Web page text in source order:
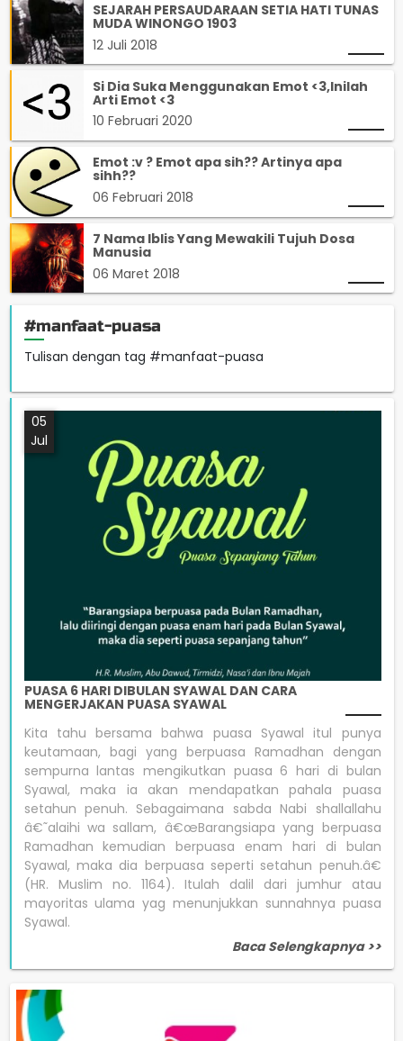
SEJARAH PERSAUDARAAN SETIA HATI TUNAS
MUDA WINONGO 1903
12 Juli 2018
Si Dia Suka Menggunakan Emot <3,Inilah
Arti Emot <3
10 Februari 2020
Emot :v ? Emot apa sih?? Artinya apa
sihh??
06 Februari 2018
7 Nama Iblis Yang Mewakili Tujuh Dosa
Manusia
06 Maret 2018
#manfaat-puasa
Tulisan dengan tag #manfaat-puasa
05
Jul
PUASA 6 HARI DIBULAN SYAWAL DAN CARA
MENGERJAKAN PUASA SYAWAL
Kita tahu bersama bahwa puasa Syawal itul punya
keutamaan, bagi yang berpuasa Ramadhan dengan
sempurna lantas mengikutkan puasa 6 hari di bulan
Syawal, maka ia akan mendapatkan pahala puasa
setahun penuh. Sebagaimana sabda Nabi shallallahu
â€˜alaihi wa sallam, â€œBarangsiapa yang berpuasa
Ramadhan kemudian berpuasa enam hari di bulan
Syawal, maka dia berpuasa seperti setahun penuh.â€
(HR. Muslim no. 1164). Itulah dalil dari jumhur atau
mayoritas ulama yag menunjukkan sunnahnya puasa
Syawal.
Baca Selengkapnya >>